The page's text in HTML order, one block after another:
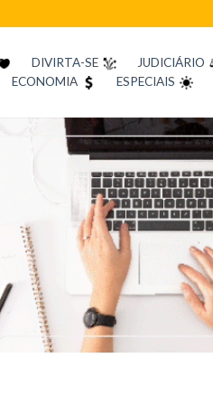
DIVIRTA-SE
JUDICIÁRIO
ECONOMIA ESPECIAIS